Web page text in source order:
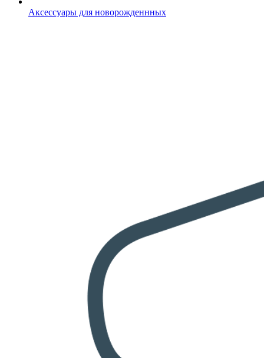
Аксессуары для новорожденнных